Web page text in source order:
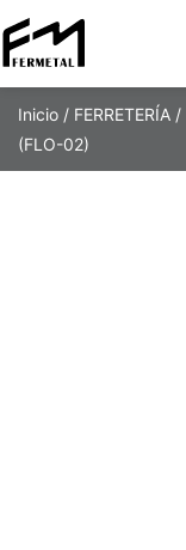
Inicio / FERRETERÍA /
(FLO-02)